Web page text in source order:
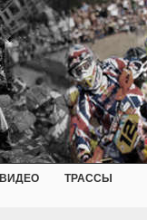
ВИДЕО ТРАССЫ